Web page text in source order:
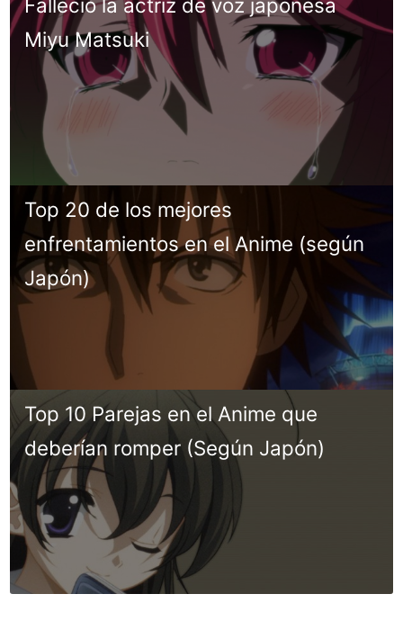
Falleció la actriz de voz japonesa
Miyu Matsuki
Top 20 de los mejores
enfrentamientos en el Anime (según
Japón)
Top 10 Parejas en el Anime que
deberían romper (Según Japón)